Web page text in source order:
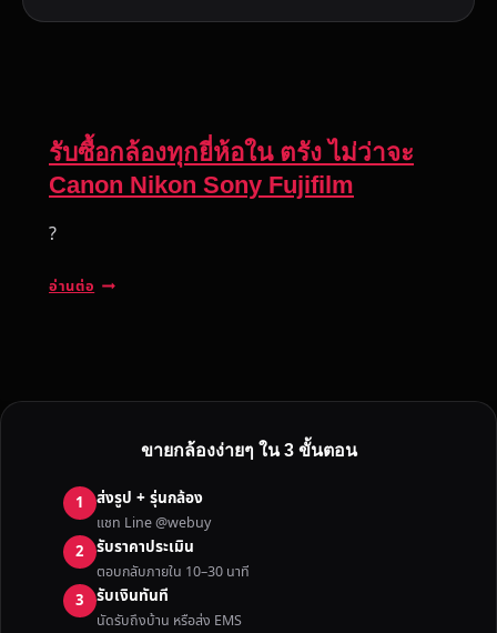
รับซื้อกล้องทุกยี่ห้อใน ตรัง ไม่ว่าจะ
Canon Nikon Sony Fujifilm
?
อ่านต่อ
ล้
ทุ
ก
ยี่
ห้
อ
ใ
ขายกล้องง่ายๆ ใน 3 ขั้นตอน
1 ส่งรูป + รุ่นกล้อง
แชท Line @webuy
2 รับราคาประเมิน
ตอบกลับภายใน 10–30 นาที
3 รับเงินทันที
นัดรับถึงบ้าน หรือส่ง EMS